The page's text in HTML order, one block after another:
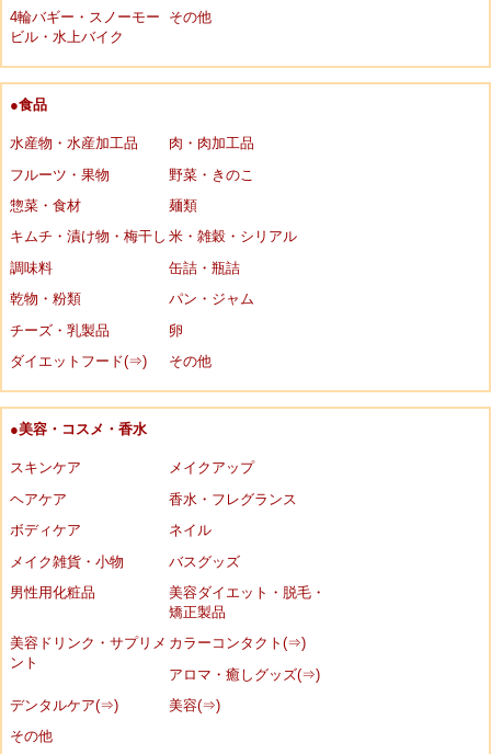
4輪バギー・スノーモー
ビル・水上バイク
その他
●食品
水産物・水産加工品
肉・肉加工品
フルーツ・果物
野菜・きのこ
惣菜・食材
麺類
キムチ・漬け物・梅干し 米・雑穀・シリアル
調味料
缶詰・瓶詰
乾物・粉類
パン・ジャム
チーズ・乳製品
卵
ダイエットフード(⇒)
その他
●美容・コスメ・香水
スキンケア
メイクアップ
ヘアケア
香水・フレグランス
ボディケア
ネイル
メイク雑貨・小物
バスグッズ
男性用化粧品
美容ダイエット・脱毛・
矯正製品
美容ドリンク・サプリメ
ント
カラーコンタクト(⇒)
アロマ・癒しグッズ(⇒)
デンタルケア(⇒)
美容(⇒)
その他